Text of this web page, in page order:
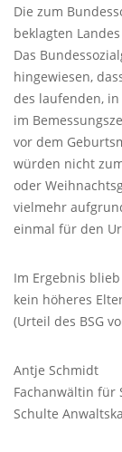
Die zum
beklagten
Das
hingewiesen,
des laufenden,
im
vor dem
würden nicht
oder
vielmehr
einmal für den
Im Ergebnis
kein höheres
(Urteil des BSG
Antje Schmidt
Fachanwältin für
Schulte